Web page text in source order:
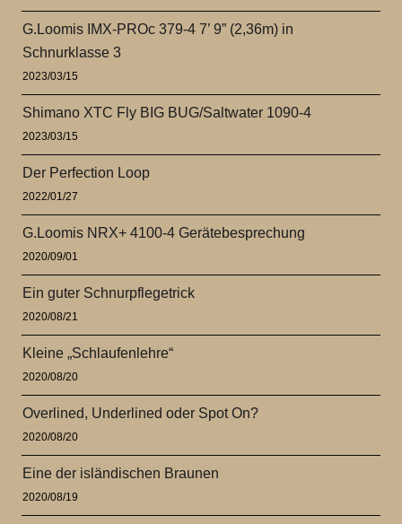
G.Loomis IMX-PROc 379-4 7’ 9” (2,36m) in
Schnurklasse 3
2023/03/15
Shimano XTC Fly BIG BUG/Saltwater 1090-4
2023/03/15
Der Perfection Loop
2022/01/27
G.Loomis NRX+ 4100-4 Gerätebesprechung
2020/09/01
Ein guter Schnurpflegetrick
2020/08/21
Kleine „Schlaufenlehre“
2020/08/20
Overlined, Underlined oder Spot On?
2020/08/20
Eine der isländischen Braunen
2020/08/19